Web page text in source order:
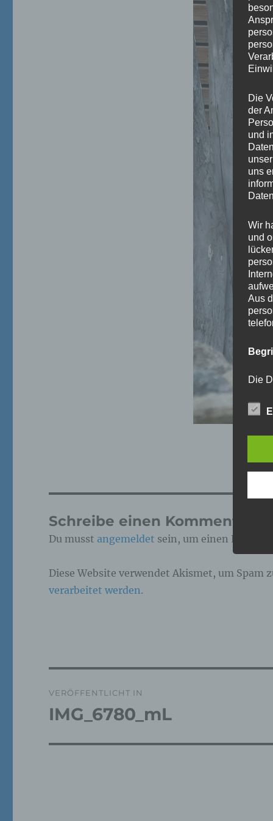
Schreibe einen Kommentar
Du musst angemeldet sein, um einen
Diese Website verwendet Akismet, um Spam
verarbeitet werden.
VERÖFFENTLICHT IN
IMG_6780_mL
Die
der
und
uns
Wir
und
Aus
Die
dies
Wir